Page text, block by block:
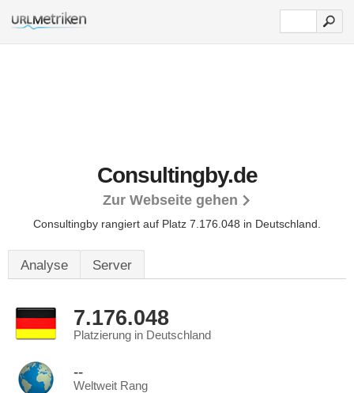
Consultingby.de
Zur Webseite gehen
Consultingby rangiert auf Platz 7.176.048 in Deutschland.
Analyse Server
7.176.048
Platzierung in Deutschland
--
Weltweit Rang